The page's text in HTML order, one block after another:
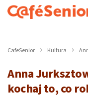
CafeSenior Kultura
Anna
kochaj to, co